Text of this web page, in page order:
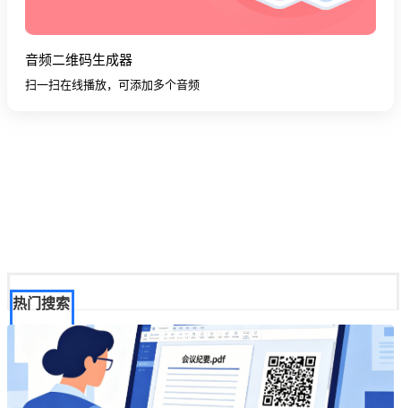
音频二维码生成器
扫一扫在线播放，可添加多个音频
热门搜索